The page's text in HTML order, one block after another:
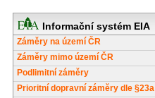
Informační systém EIA
Záměry na území ČR
Záměry mimo území ČR
Podlimitní záměry
Prioritní dopravní záměry dle §23a